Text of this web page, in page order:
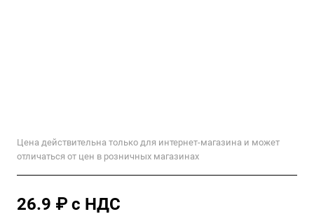
Цена действительна только для интернет-магазина и может
отличаться от цен в розничных магазинах
26.9 ₽ с НДС